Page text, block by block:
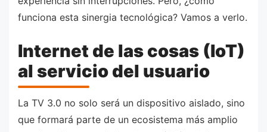
funciona esta sinergia tecnológica? Vamos a verlo.
Internet de las cosas (IoT)
al servicio del usuario
La TV 3.0 no solo será un dispositivo aislado, sino
que formará parte de un ecosistema más amplio